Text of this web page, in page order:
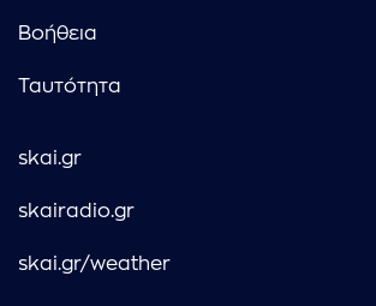
Βοήθεια
Ταυτότητα
skai.gr
skairadio.gr
skai.gr/weather